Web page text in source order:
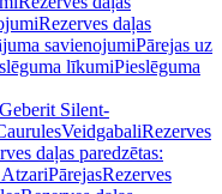
Rezerves daļas
savienojumiPārejas uz
līkumiPieslēguma
Geberit Silent-
VeidgabaliRezerves
daļas paredzētas:
AtzariPārejasRezerves